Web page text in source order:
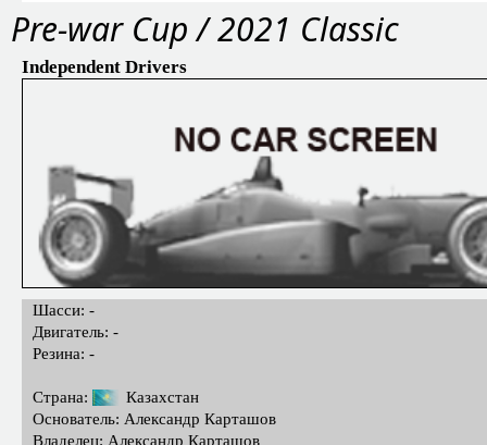
Pre-war Cup / 2021 Classic
Independent Drivers
Шасси: -
Двигатель: -
Резина: -
Страна:
Казахстан
Основатель: Александр Карташов
Владелец: Александр Карташов